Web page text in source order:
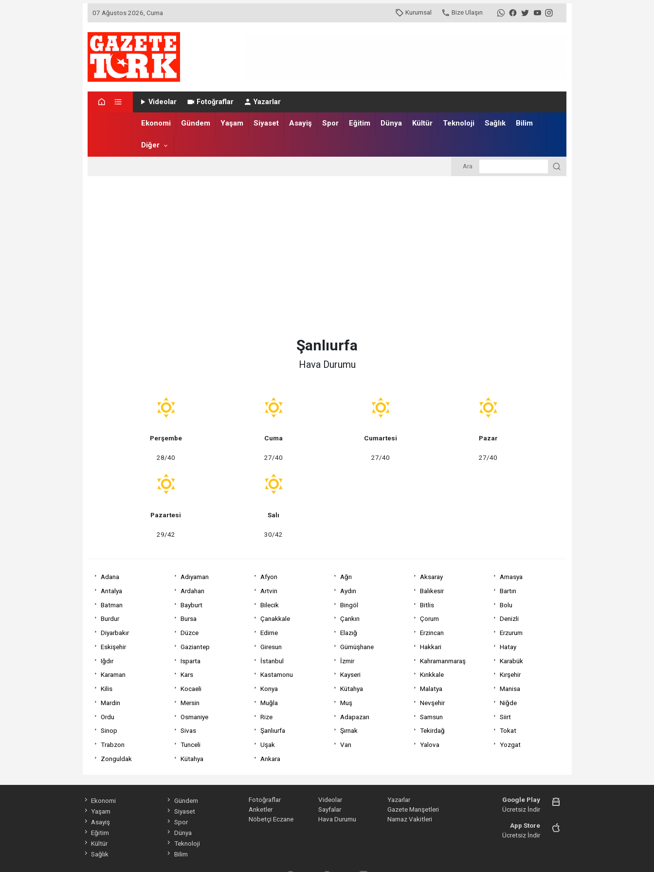
07 Ağustos 2026, Cuma Kurumsal Bize Ulaşın
Videolar Fotoğraflar Yazarlar
Ekonomi Gündem Yaşam Siyaset Asayiş Spor Eğitim Dünya Kültür Teknoloji Sağlık Bilim
Diğer
Ara
Şanlıurfa
Hava Durumu
Perşembe
28/40
Cuma
27/40
Cumartesi
27/40
Pazar
27/40
Pazartesi
29/42
Salı
30/42
Adana Adıyaman Afyon Ağrı Aksaray
Amasya
Antalya
Ardahan Artvin Aydın Balıkesir
Bartın
Batman
Bayburt Bilecik Bingöl Bitlis
Bolu
Burdur
Bursa Çanakkale Çankırı Çorum
Denizli
Diyarbakır
Düzce Edirne Elazığ Erzincan
Erzurum
Eskişehir
Gaziantep Giresun Gümüşhane Hakkari
Hatay
Iğdır
Isparta İstanbul İzmir Kahramanmaraş
Karabük
Karaman
Kars Kastamonu Kayseri Kırıkkale
Kırşehir
Kilis
Kocaeli Konya Kütahya Malatya
Manisa
Mardin
Mersin Muğla Muş Nevşehir
Niğde
Ordu
Osmaniye Rize Adapazarı Samsun
Siirt
Sinop
Sivas Şanlıurfa Şırnak Tekirdağ
Tokat
Trabzon
Tunceli Uşak Van Yalova
Yozgat
Zonguldak
Kütahya Ankara
Ekonomi
Gündem
Yaşam
Siyaset
Asayiş
Spor
Eğitim
Dünya
Kültür
Teknoloji
Sağlık
Bilim
Fotoğraflar Videolar
Yazarlar
Anketler
Sayfalar
Gazete Manşetleri
Nöbetçi Eczane
Hava Durumu Namaz Vakitleri
Google Play
Ücretsiz İndir
App Store
Ücretsiz İndir